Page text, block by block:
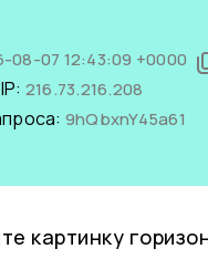
08-07 12:43:09 +0000
216.73.216.208
9hQbxnY45a61
картинку